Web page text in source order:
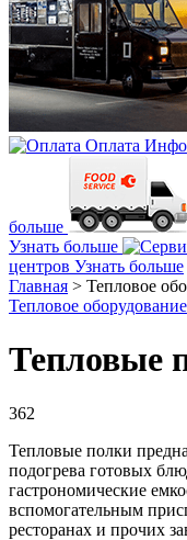
Оплата
больше
Узнать больше
центров Узнать больше
Главная > Тепловое
Тепловое оборудование
Тепловые
362
Тепловые полки
подогрева готовых
гастрономические
вспомогательным
ресторанах и прочих